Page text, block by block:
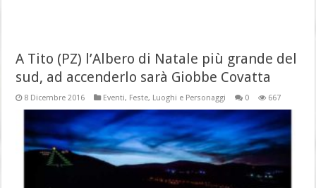
A Tito (PZ) l’Albero di Natale più grande del
sud, ad accenderlo sarà Giobbe Covatta
8 Dicembre 2016 Eventi, Feste, Luoghi e Personaggi 0 667